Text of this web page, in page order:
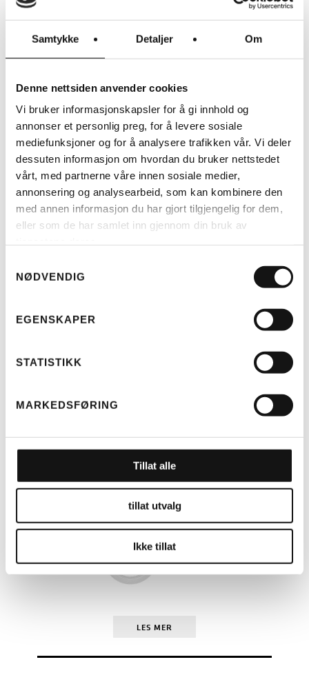
Samtykke Detaljer Om
Denne nettsiden anvender cookies
Vi bruker informasjonskapsler for å gi innhold og
annonser et personlig preg, for å levere sosiale
mediefunksjoner og for å analysere trafikken vår. Vi deler
dessuten informasjon om hvordan du bruker nettstedet
vårt, med partnerne våre innen sosiale medier,
annonsering og analysearbeid, som kan kombinere den
med annen informasjon du har gjort tilgjengelig for dem,
eller som de har samlet inn gjennom din bruk av
NØDVENDIG
EGENSKAPER
STATISTIKK
MARKEDSFØRING
Tillat alle
tillat utvalg
Ikke tillat
BESKYTTER MOT UVÆR OG
DS COVERS
DS COVERS METZ
SYKKELOVERTREKK
KR490
RIESE & MÜLLER
LES MER